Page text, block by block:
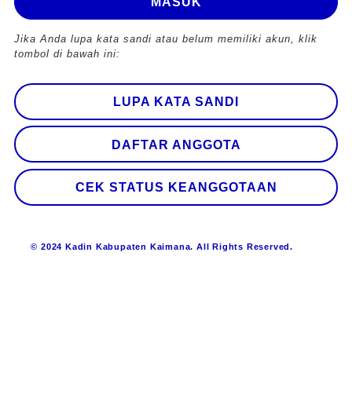
Jika Anda lupa kata sandi atau belum memiliki akun, klik
tombol di bawah ini:
LUPA KATA SANDI
DAFTAR ANGGOTA
CEK STATUS KEANGGOTAAN
© 2024 Kadin Kabupaten Kaimana. All Rights Reserved.